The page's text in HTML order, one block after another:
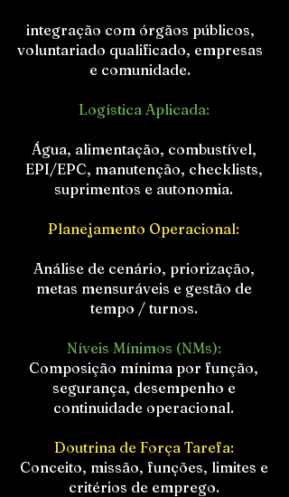
integração com órgãos públicos,
voluntariado qualificado, empresas
e comunidade.
Logística Aplicada:
Água, alimentação, combustível,
EPI/EPC, manutenção, checklists,
suprimentos e autonomia.
Planejamento Operacional:
Análise de cenário, priorização,
metas mensuráveis e gestão de
tempo / turnos.
Níveis Mínimos (NMs):
Composição mínima por função,
segurança, desempenho e
continuidade operacional.
Doutrina de Força Tarefa:
Conceito, missão, funções, limites e
critérios de emprego.